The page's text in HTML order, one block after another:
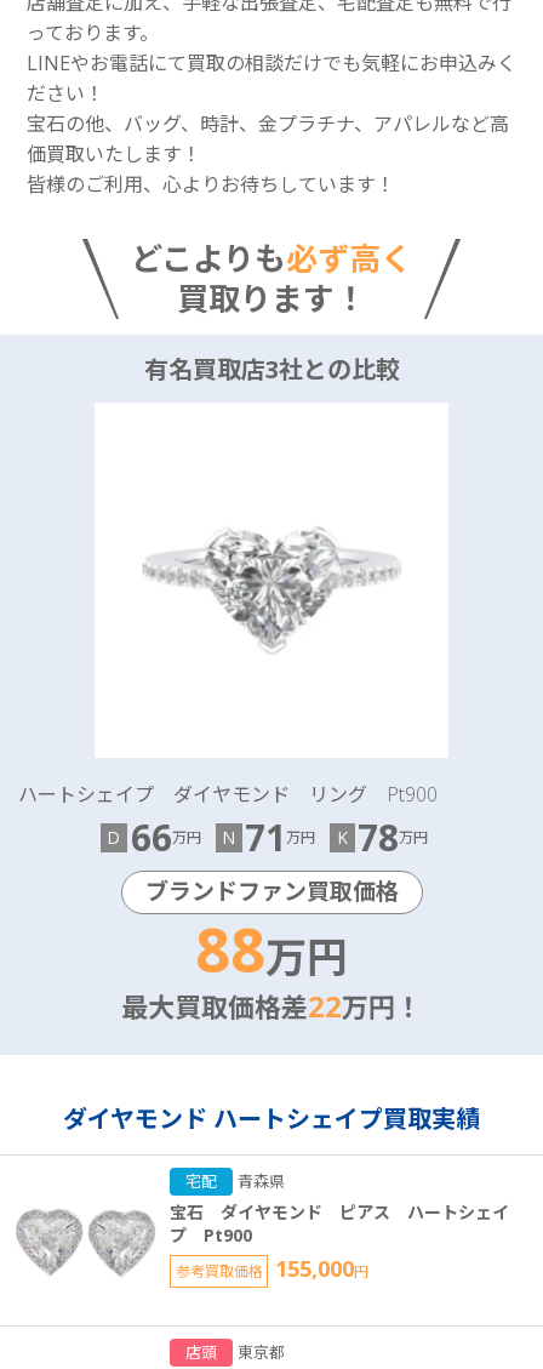
っております。
LINEやお電話にて買取の相談だけでも気軽にお申込みく
ださい！
宝石の他、バッグ、時計、金プラチナ、アパレルなど高
価買取いたします！
皆様のご利用、心よりお待ちしています！
どこよりも必ず高く
買取ります！
有名買取店3社との比較
ハートシェイプ ダイヤモンド リング Pt900
D 66万円 N 71万円 K 78万円
ブランドファン買取価格
88万円
最大買取価格差22万円！
ダイヤモンド ハートシェイプ買取実績
宅配 青森県
宝石 ダイヤモンド ピアス ハートシェイ
プ Pt900
参考買取価格 155,000円
店頭 東京都